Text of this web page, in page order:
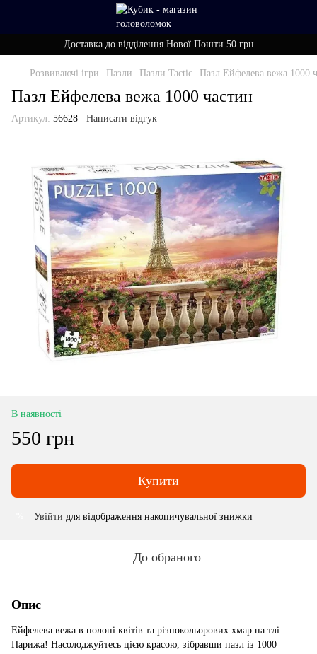
Доставка до відділення Нової Пошти 50 грн
Розвиваючі ігри Пазли Пазли Tactic Пазл Ейфелева вежа 1000
Пазл Ейфелева вежа 1000 частин
Артикул: 56628 Написати відгук
В наявності
550 грн
Купити
Увійти для відображення накопичувальної знижки
До обраного
Опис
Ейфелева вежа в полоні квітів та різнокольорових хмар на тлі
Парижа! Насолоджуйтесь цією красою, зібравши пазл із 1000